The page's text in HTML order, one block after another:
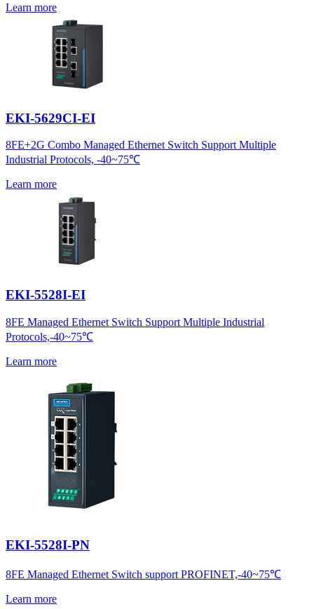
Learn more
EKI-5629CI-EI
8FE+2G Combo Managed Ethernet Switch Support Multiple
Industrial Protocols, -40~75℃
Learn more
EKI-5528I-EI
8FE Managed Ethernet Switch Support Multiple Industrial
Protocols,-40~75℃
Learn more
EKI-5528I-PN
8FE Managed Ethernet Switch support PROFINET,-40~75℃
Learn more